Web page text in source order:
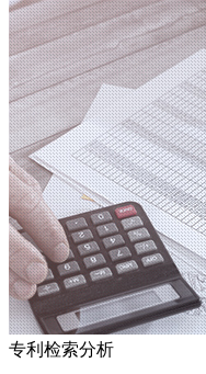
专利检索分析